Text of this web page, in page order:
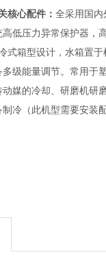
核心配件： 全采用国内
低压力异常保护器，
式箱型设计，水箱置
级能量调节。常用于
媒的冷却、研磨机研
制冷 （此机型需要安装